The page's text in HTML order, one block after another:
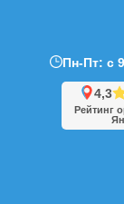
Пн-Пт: с
4,3
Рейтинг